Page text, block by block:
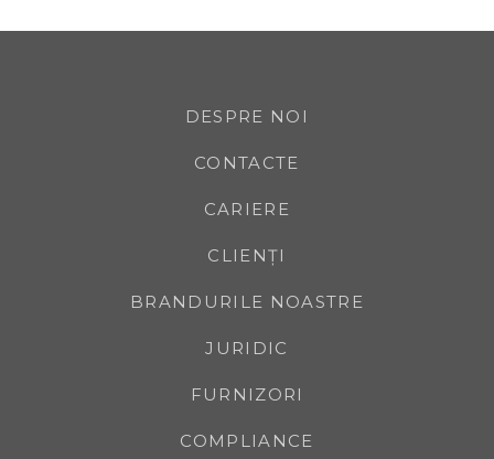
DESPRE NOI
CONTACTE
CARIERE
CLIENȚI
BRANDURILE NOASTRE
JURIDIC
FURNIZORI
COMPLIANCE